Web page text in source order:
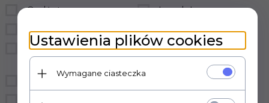
Gadżety
BDSM
Prezerwatywy
hurtownia
Bielizna
Śmieszne
LovelyLovers
LoveStim
LSDI
medica-group
MedTime
Ustawienia plików cookies
Wymagane ciasteczka